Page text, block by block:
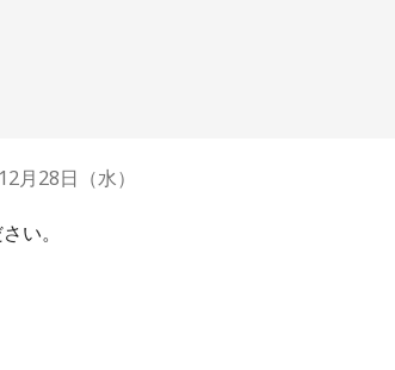
月28日（水）
い。